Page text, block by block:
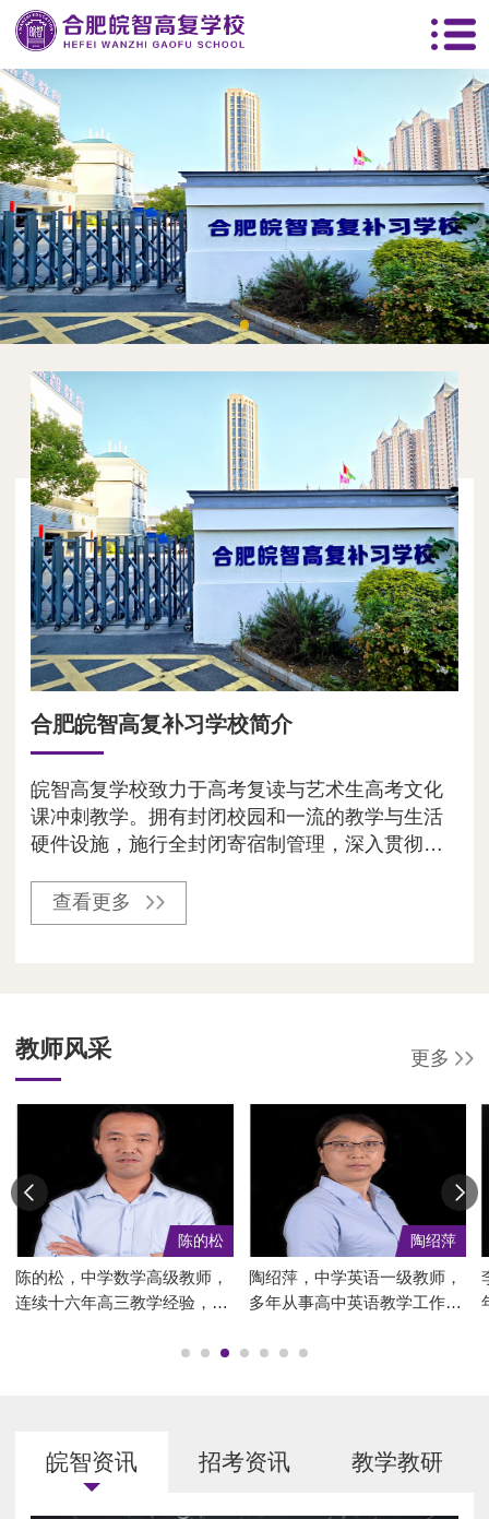
合肥皖智高复补习学校简介
皖智高复学校致力于高考复读与艺术生高考文化
课冲刺教学。拥有封闭校园和一流的教学与生活
硬件设施，施行全封闭寄宿制管理，深入贯彻皖
校以高度凝聚力的“三大团队”，配以务实优质
的“九重保障”，在历年高考...
查看更多
教师风采 更多
陈的松
陈的松，中学数学高级教师，
连续十六年高三教学经验，曾
献奖”，所带学生先后考上北
为先进个人。现任皖智高复文
科数学教研组长。...
陶绍萍
陶绍萍，中学英语一级教师，
多年从事高中英语教学工作，
高考有深入研究，有多篇德育
智高复英语教研组长。...
皖智资讯 招考资讯 教学教研